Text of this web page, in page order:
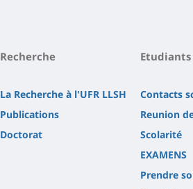
Recherche
La Recherche à l'UFR LLSH
Publications
Doctorat
Etudiants
Contacts
Reunion
Scolarité
EXAMENS
Prendre